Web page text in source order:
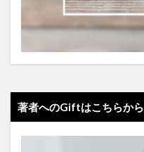
著者へのGiftはこちらから